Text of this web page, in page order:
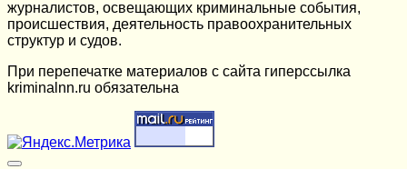
журналистов, освещающих криминальные события,
происшествия, деятельность правоохранительных
структур и судов.
При перепечатке материалов c сайта гиперссылка
kriminalnn.ru обязательна